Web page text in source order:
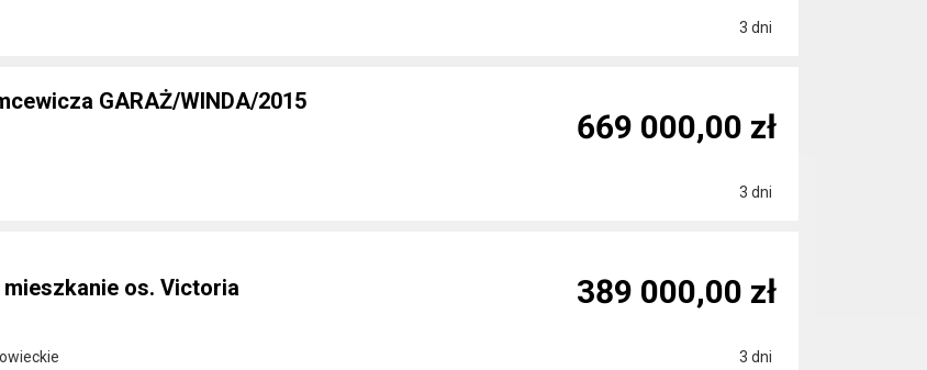
3 dni
GARAŻ/WINDA/2015
3 dni
669 000,00 zł
os. Victoria
3 dni
389 000,00 zł